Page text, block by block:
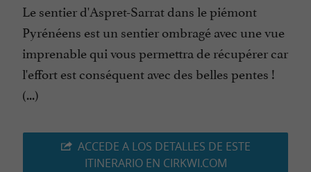
Le sentier d'Aspret-Sarrat dans le piémont
Pyrénéens est un sentier ombragé avec une vue
imprenable qui vous permettra de récupérer car
l'effort est conséquent avec des belles pentes !
(...)
ACCEDE A LOS DETALLES DE ESTE
ITINERARIO EN CIRKWI.COM